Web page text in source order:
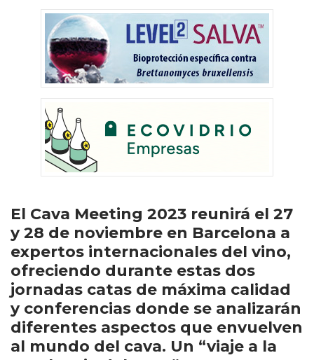
El Cava Meeting 2023 reunirá el 27
y 28 de noviembre en Barcelona a
expertos internacionales del vino,
ofreciendo durante estas dos
jornadas catas de máxima calidad
y conferencias donde se analizarán
diferentes aspectos que envuelven
al mundo del cava. Un “viaje a la